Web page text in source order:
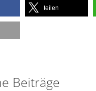
teilen
Beiträge